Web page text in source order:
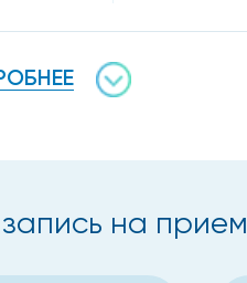
компетентного
на прием